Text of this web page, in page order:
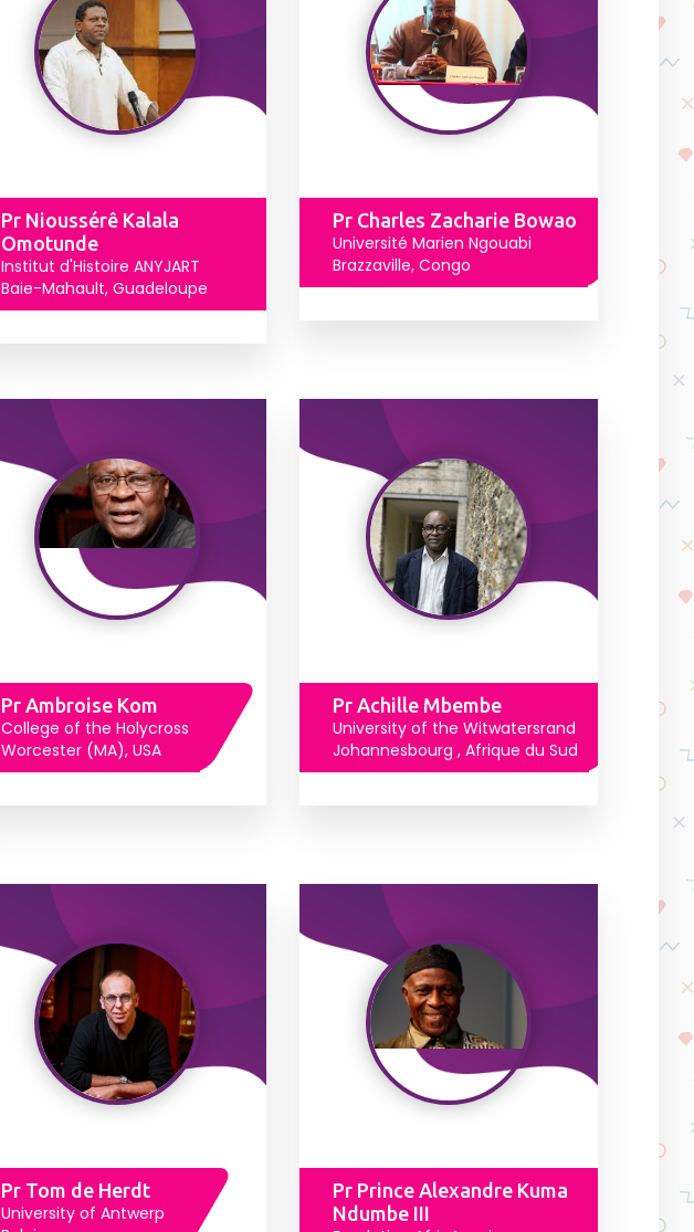
Pr Nioussérê Kalala
Omotunde
Institut d'Histoire ANYJART
Baie-Mahault, Guadeloupe
Pr Charles Zacharie Bowao
Université Marien Ngouabi
Brazzaville, Congo
Pr Ambroise Kom
College of the Holycross
Worcester (MA), USA
Pr Achille Mbembe
University of the Witwatersrand
Johannesbourg , Afrique du Sud
Pr Tom de Herdt
University of Antwerp
Pr Prince Alexandre Kuma
Ndumbe III